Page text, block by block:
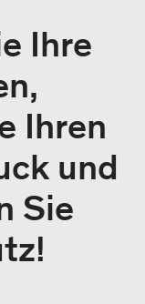
Ihre
Ihren
und
Sie